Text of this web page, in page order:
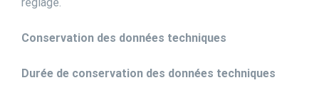
Conservation des données techniques
Durée de conservation des données techniques